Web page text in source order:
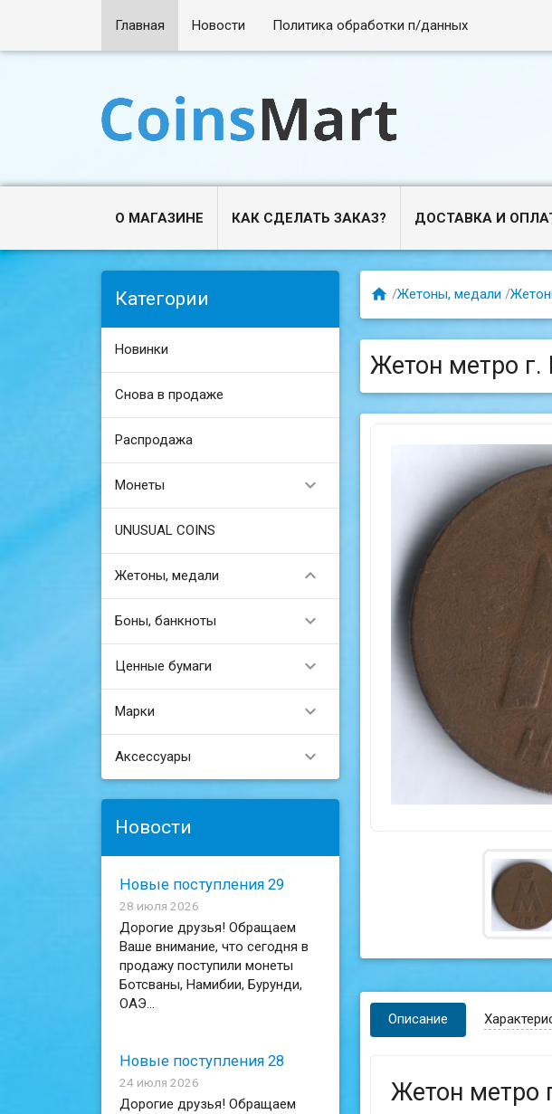
Главная Новости Политика обработки п/данных
О МАГАЗИНЕ КАК СДЕЛАТЬ ЗАКАЗ? ДОСТАВКА И
Категории
Новинки
Снова в продаже
Распродажа
Монеты 
UNUSUAL COINS
Жетоны, медали 
Боны, банкноты 
Ценные бумаги 
Марки 
Аксессуары 
Новости
Новые поступления 29
28 июля 2026
Дорогие друзья! Обращаем
Ваше внимание, что сегодня в
продажу поступили монеты
Ботсваны, Намибии, Бурунди,
ОАЭ...
Новые поступления 28
24 июля 2026
Дорогие друзья! Обращаем
 /Жетоны, медали /
Жетон метро г.
Описание
Жетон метро